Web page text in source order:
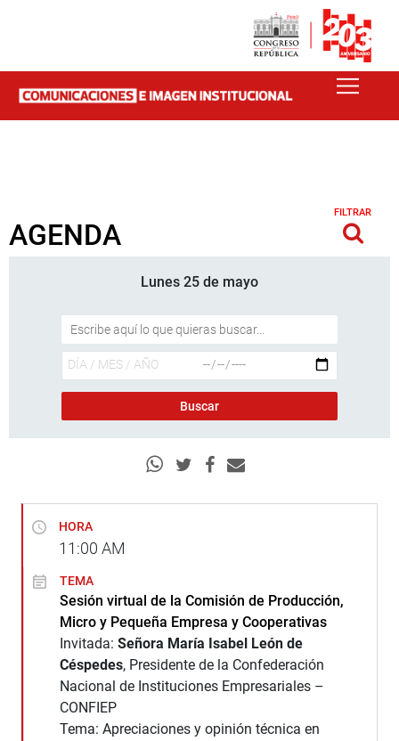
AGENDA
FILTRAR
Lunes 25 de mayo
HORA
11:00 AM
TEMA
Sesión virtual de la Comisión de Producción,
Micro y Pequeña Empresa y Cooperativas
Invitada: Señora María Isabel León de
Céspedes, Presidente de la Confederación
Nacional de Instituciones Empresariales –
CONFIEP
Tema: Apreciaciones y opinión técnica en